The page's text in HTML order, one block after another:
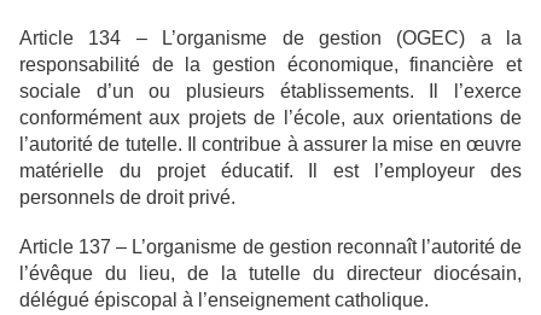
Article 134 – L’organisme de gestion (OGEC) a la
responsabilité de la gestion économique, financière et
sociale d’un ou plusieurs établissements. Il l’exerce
conformément aux projets de l’école, aux orientations de
l’autorité de tutelle. Il contribue à assurer la mise en œuvre
matérielle du projet éducatif. Il est l’employeur des
personnels de droit privé.
Article 137 – L’organisme de gestion reconnaît l’autorité de
l’évêque du lieu, de la tutelle du directeur diocésain,
délégué épiscopal à l’enseignement catholique.